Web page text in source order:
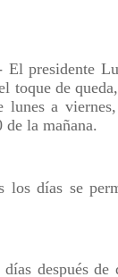
El presidente
de
a
la mañana.
los días se
después